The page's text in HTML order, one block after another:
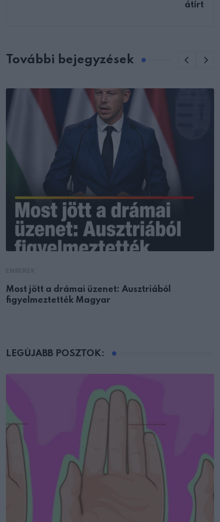
átírt
További bejegyzések
Most jött a drámai üzenet: Ausztriából
figyelmeztették Magyar
LEGÚJABB POSZTOK: